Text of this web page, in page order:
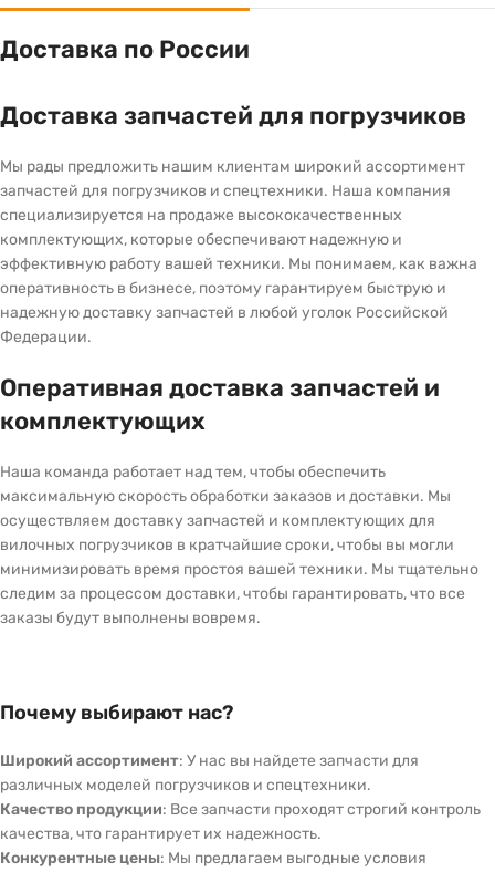
Доставка по России
Доставка запчастей для погрузчиков
Мы рады предложить нашим клиентам широкий ассортимент
запчастей для погрузчиков и спецтехники. Наша компания
специализируется на продаже высококачественных
комплектующих, которые обеспечивают надежную и
эффективную работу вашей техники. Мы понимаем, как важна
оперативность в бизнесе, поэтому гарантируем быструю и
надежную доставку запчастей в любой уголок Российской
Федерации.
Оперативная доставка запчастей и
комплектующих
Наша команда работает над тем, чтобы обеспечить
максимальную скорость обработки заказов и доставки. Мы
осуществляем доставку запчастей и комплектующих для
вилочных погрузчиков в кратчайшие сроки, чтобы вы могли
минимизировать время простоя вашей техники. Мы тщательно
следим за процессом доставки, чтобы гарантировать, что все
заказы будут выполнены вовремя.
Почему выбирают нас?
Широкий ассортимент: У нас вы найдете запчасти для
различных моделей погрузчиков и спецтехники.
Качество продукции: Все запчасти проходят строгий контроль
качества, что гарантирует их надежность.
Конкурентные цены: Мы предлагаем выгодные условия